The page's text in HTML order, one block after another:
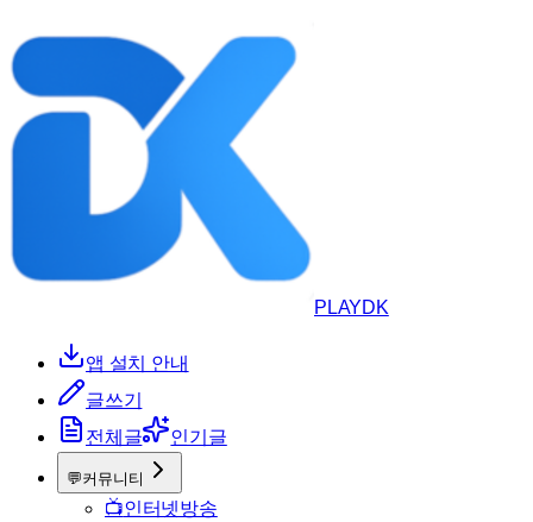
PLAYDK
앱 설치 안내
글쓰기
전체글
인기글
💬커뮤니티
📺인터넷방송